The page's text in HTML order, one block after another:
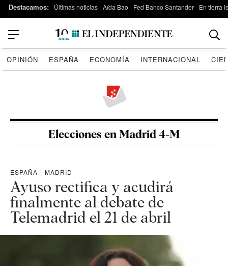
Destacamos: Últimas noticias Aída Bao Fed Banco Santander En tierra
OPINIÓN ESPAÑA ECONOMÍA INTERNACIONAL
Elecciones en Madrid 4-M
ESPAÑA | MADRID
Ayuso rectifica y acudirá
finalmente al debate de
Telemadrid el 21 de abril